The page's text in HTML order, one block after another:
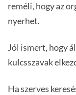
reméli, hogy az
nyerhet.
Jól ismert, hogy
kulcsszavak
Ha szerves